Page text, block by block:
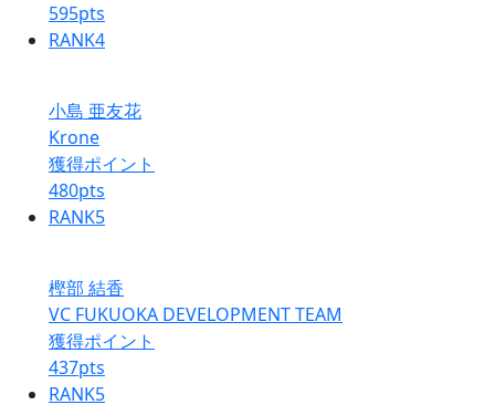
595pts
RANK4
小島 亜友花
Krone
獲得ポイント
480pts
RANK5
樫部 結香
VC FUKUOKA DEVELOPMENT TEAM
獲得ポイント
437pts
RANK5